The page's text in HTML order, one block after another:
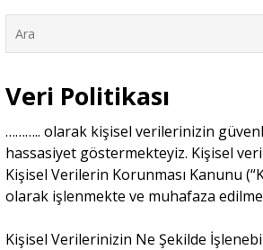
Derkenar
Veri Politikası
……….. olarak kişisel verilerinizin
hassasiyet göstermekteyiz. Kişisel
Kişisel Verilerin Korunması Kanunu
olarak işlenmekte ve muhafaza
Kişisel Verilerinizin Ne Şekilde